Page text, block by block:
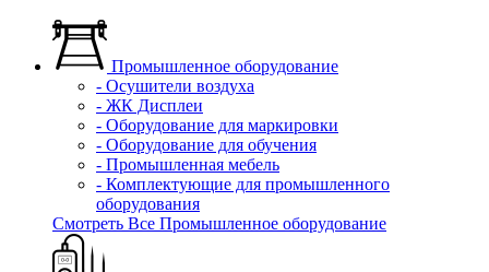
Промышленное оборудование
- Осушители воздуха
- ЖК Дисплеи
- Оборудование для маркировки
- Оборудование для обучения
- Промышленная мебель
- Комплектующие для промышленного
оборудования
Смотреть Все Промышленное оборудование